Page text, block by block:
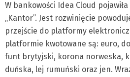
W bankowości Idea Cloud
„Kantor”. Jest rozwinięcie
przejście do platformy
platformie kwotowane są: euro,
funt brytyjski, korona norweska,
duńska, lej rumuński oraz jen.